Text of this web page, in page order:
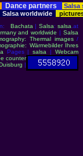
Dance partners
Salsa
Salsa worldwide
Bachata | Salsa:salsa .at
and worldwide |Salsa
Thermal images/
Wärmebilder Ihres
Pages |salsa |Webcam
counter
|